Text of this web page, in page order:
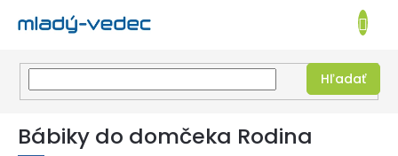
Prejsť
obsah
EUR
Hľadať
KOŠÍK
Bábiky do domčeka Rodina